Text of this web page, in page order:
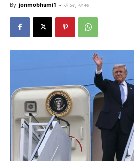
By jonmobhumi1 - মে ১৫, ২০২৬